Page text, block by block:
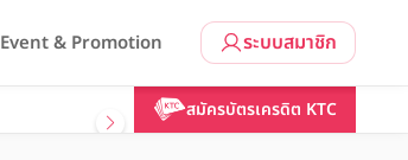
ระบบสมาชิก
Event & Promotion
สมัครบัตรเครดิต KTC